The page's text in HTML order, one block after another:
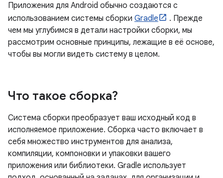
Приложения для Android обычно создаются с
использованием системы сборки Gradle
. Прежде
чем мы углубимся в детали настройки сборки, мы
рассмотрим основные принципы, лежащие в её основе,
чтобы вы могли видеть систему в целом.
Что такое сборка?
Система сборки преобразует ваш исходный код в
исполняемое приложение. Сборка часто включает в
себя множество инструментов для анализа,
компиляции, компоновки и упаковки вашего
приложения или библиотеки. Gradle использует